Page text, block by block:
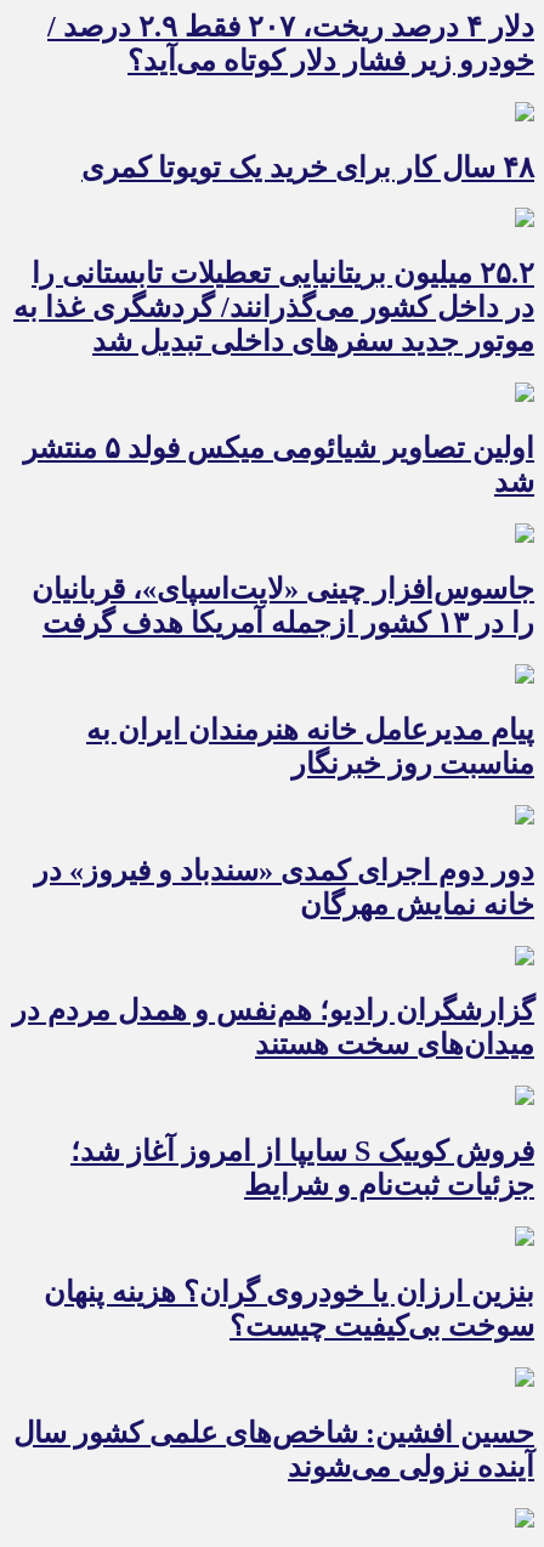
دلار ۴ درصد ریخت، ۲۰۷ فقط ۲.۹ درصد /
خودرو زیر فشار دلار کوتاه می‌آید؟
۴۸ سال کار برای خرید یک تویوتا کمری
۲۵.۲ میلیون بریتانیایی تعطیلات تابستانی را
در داخل کشور می‌گذرانند/ گردشگری غذا به
موتور جدید سفرهای داخلی تبدیل شد
اولین تصاویر شیائومی میکس فولد ۵ منتشر
شد
جاسوس‌افزار چینی «لایت‌اسپای»، قربانیان
را در ۱۳ کشور ازجمله آمریکا هدف گرفت
پیام مدیرعامل خانه هنرمندان ایران به
مناسبت روز خبرنگار
دور دوم اجرای کمدی «سندباد و فیروز» در
خانه نمایش مهرگان
گزارشگران رادیو؛ هم‌نفس و همدل مردم در
میدان‌های سخت هستند
فروش کوییک S سایپا از امروز آغاز شد؛
جزئیات ثبت‌نام و شرایط
بنزین ارزان یا خودروی گران؟ هزینه پنهان
سوخت بی‌کیفیت چیست؟
حسین افشین: شاخص‌های علمی کشور سال
آینده نزولی می‌شوند